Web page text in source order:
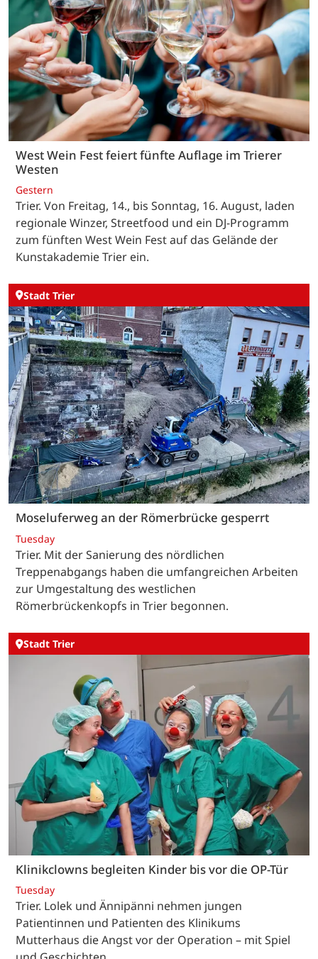
West Wein Fest feiert fünfte Auflage im Trierer
Westen
Gestern
Trier. Von Freitag, 14., bis Sonntag, 16. August, laden
regionale Winzer, Streetfood und ein DJ-Programm
zum fünften West Wein Fest auf das Gelände der
Kunstakademie Trier ein.
Stadt Trier
Moseluferweg an der Römerbrücke gesperrt
Tuesday
Trier. Mit der Sanierung des nördlichen
Treppenabgangs haben die umfangreichen Arbeiten
zur Umgestaltung des westlichen
Römerbrückenkopfs in Trier begonnen.
Stadt Trier
Klinikclowns begleiten Kinder bis vor die OP-Tür
Tuesday
Trier. Lolek und Ännipänni nehmen jungen
Patientinnen und Patienten des Klinikums
Mutterhaus die Angst vor der Operation – mit Spiel